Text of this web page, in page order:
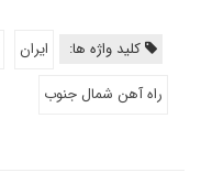
کلید واژه ها: ایران
راه آهن شمال جنوب